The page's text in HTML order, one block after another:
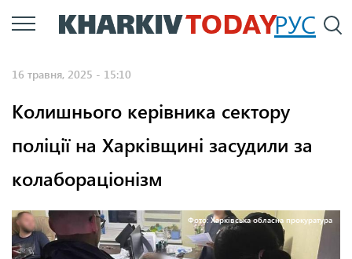
Перейти
до
РУС
16 травня, 2025 - 15:10
Колишнього керівника сектору
поліції на Харківщині засудили за
колабораціонізм
Фото: Харківська обласна прокуратура